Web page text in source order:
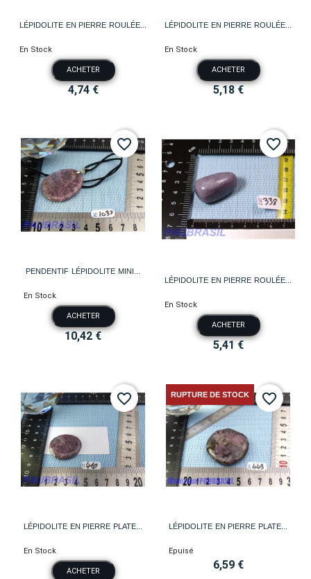
LÉPIDOLITE EN PIERRE ROULÉE...
En Stock
ACHETER
4,74 €
LÉPIDOLITE EN PIERRE ROULÉE...
En Stock
ACHETER
5,18 €
PENDENTIF LÉPIDOLITE MINI...
En Stock
ACHETER
10,42 €
favorite_border
LÉPIDOLITE EN PIERRE ROULÉE...
En Stock
ACHETER
5,41 €
favorite_border
LÉPIDOLITE EN PIERRE PLATE...
En Stock
ACHETER
favorite_border
LÉPIDOLITE EN PIERRE PLATE...
Epuisé
6,59 €
RUPTURE DE STOCK favorite_border